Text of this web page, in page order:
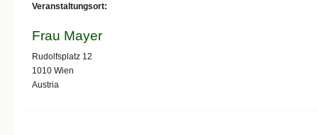
Veranstaltungsort:
Frau Mayer
Rudolfsplatz 12
1010 Wien
Austria